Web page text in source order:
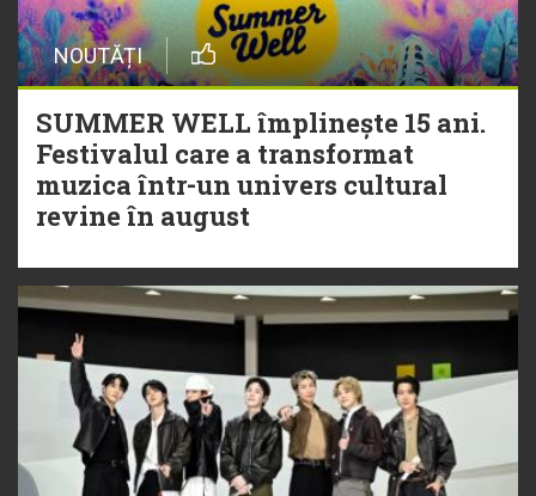
NOUTĂȚI
SUMMER WELL împlinește 15 ani.
Festivalul care a transformat
muzica într-un univers cultural
revine în august